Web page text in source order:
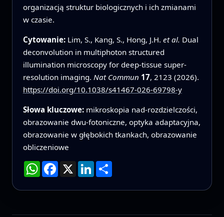
organizacją struktur biologicznych i ich zmianami
w czasie.
Cytowanie: Lim, S., Kang, S., Hong, J.H. et al. Dual
deconvolution in multiphoton structured
illumination microscopy for deep-tissue super-
resolution imaging. Nat Commun 17, 2123 (2026).
https://doi.org/10.1038/s41467-026-69798-y
Słowa kluczowe: mikroskopia nad‑rozdzielczości,
obrazowanie dwu‑fotoniczne, optyka adaptacyjna,
obrazowanie w głębokich tkankach, obrazowanie
obliczeniowe
WhatsApp
Facebook
X LinkedInPodziel
się